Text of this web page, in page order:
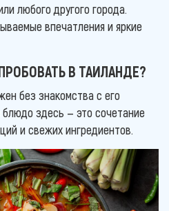
любого другого города.
впечатления и яркие
В ТАИЛАНДЕ?
без знакомства с его
здесь — это сочетание
и свежих ингредиентов.